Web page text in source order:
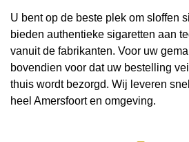
U bent op de beste plek om sloffen
bieden authentieke sigaretten aan
vanuit de fabrikanten. Voor uw
bovendien voor dat uw bestelling
thuis wordt bezorgd. Wij leveren
heel Amersfoort en omgeving.